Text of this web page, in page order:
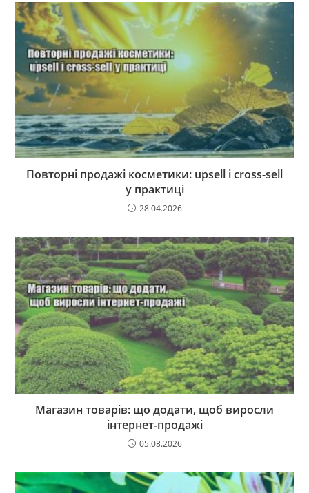
Повторні продажі косметики: upsell і cross-sell
у практиці
28.04.2026
Магазин товарів: що додати, щоб виросли
інтернет-продажі
05.08.2026